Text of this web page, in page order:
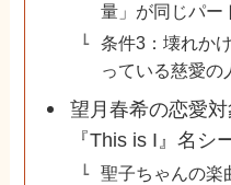
量」が同じパー
条件3：壊れか
っている慈愛の
望月春希の恋愛
『This is I』名シ
聖子ちゃんの楽